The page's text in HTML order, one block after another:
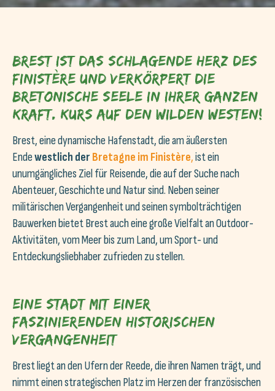
Brest ist das schlagende Herz des
Finistère und verkörpert die
bretonische Seele in ihrer ganzen
Kraft. Kurs auf den Wilden Westen!
Brest, eine dynamische Hafenstadt, die am äußersten
Endewestlich der Bretagne im Finistère,ist ein
unumgängliches Ziel für Reisende, die auf der Suche nach
Abenteuer, Geschichte und Natur sind. Neben seiner
militärischen Vergangenheit und seinen symbolträchtigen
Bauwerken bietet Brest auch eine große Vielfalt an Outdoor-
Aktivitäten, vom Meer bis zum Land, um Sport- und
Entdeckungsliebhaber zufrieden zu stellen.
Eine Stadt mit einer
faszinierenden historischen
Vergangenheit
Brest liegt an den Ufern der Reede, die ihren Namen trägt, und
nimmt einen strategischen Platz im Herzen der französischen